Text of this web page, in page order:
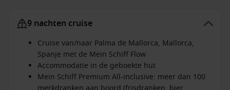
9 nachten cruise
Cruise van/naar Palma de Mallorca, Mallorca,
Spanje met de Mein Schiff Flow
Accommodatie in de geboekte hut
Mein Schiff Premium All-inclusive: meer dan 100